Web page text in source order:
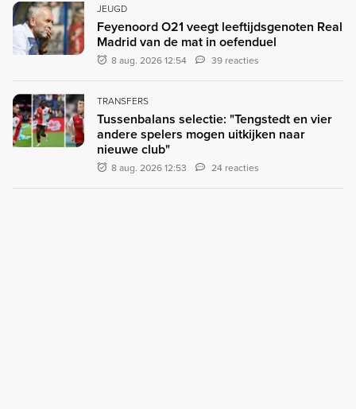
JEUGD
Feyenoord O21 veegt leeftijdsgenoten Real
Madrid van de mat in oefenduel
8 aug. 2026 12:54 39 reacties
TRANSFERS
Tussenbalans selectie: "Tengstedt en vier
andere spelers mogen uitkijken naar
nieuwe club"
8 aug. 2026 12:53 24 reacties